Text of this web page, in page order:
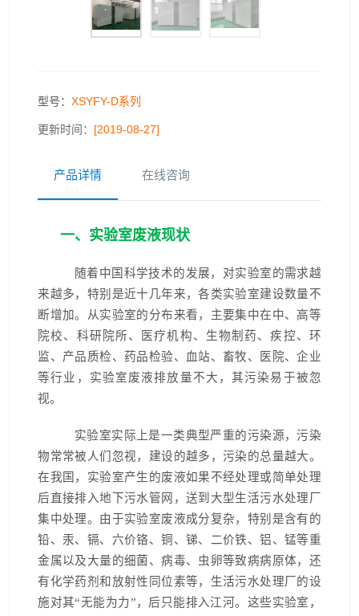
型号：XSYFY-D系列
更新时间： [2019-08-27]
产品详情 在线咨询
一、实验室废液现状
随着中国科学技术的发展，对实验室的需求越
来越多，特别是近十几年来，各类实验室建设数量不
断增加。从实验室的分布来看，主要集中在中、高等
院校、科研院所、医疗机构、生物制药、疾控、环
监、产品质检、药品检验、血站、畜牧、医院、企业
等行业，实验室废液排放量不大，其污染易于被忽
视。
实验室实际上是一类典型严重的污染源，污染
物常常被人们忽视，建设的越多，污染的总量越大。
在我国，实验室产生的废液如果不经处理或简单处理
后直接排入地下污水管网，送到大型生活污水处理厂
集中处理。由于实验室废液成分复杂，特别是含有的
铅、汞、镉、六价铬、铜、锑、二价铁、铝、锰等重
金属以及大量的细菌、病毒、虫卵等致病病原体，还
有化学药剂和放射性同位素等，生活污水处理厂的设
施对其“无能为力”，后只能排入江河。这些实验室，